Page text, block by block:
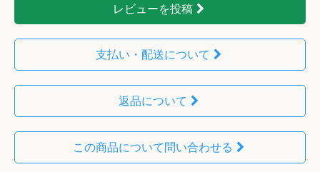
レビューを投稿
支払い・配送について
返品について
この商品について問い合わせる